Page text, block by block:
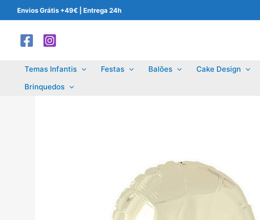
to
content
Envios Grátis +49€ | Entrega 24h
Temas Infantis Festas Balões Cake Design
Brinquedos